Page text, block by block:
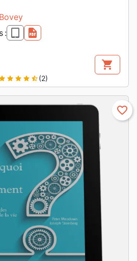
: epub
pdf
shopping_cart
star star star star_half(2)
favorite_border